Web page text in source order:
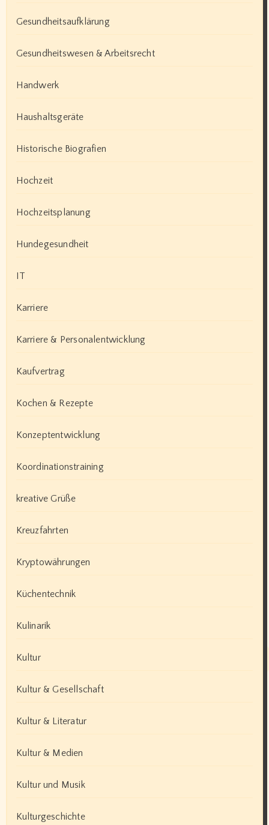
Gesundheitsaufklärung
Gesundheitswesen & Arbeitsrecht
Handwerk
Haushaltsgeräte
Historische Biografien
Hochzeit
Hochzeitsplanung
Hundegesundheit
IT
Karriere
Karriere & Personalentwicklung
Kaufvertrag
Kochen & Rezepte
Konzeptentwicklung
Koordinationstraining
kreative Grüße
Kreuzfahrten
Kryptowährungen
Küchentechnik
Kulinarik
Kultur
Kultur & Gesellschaft
Kultur & Literatur
Kultur & Medien
Kultur und Musik
Kulturgeschichte